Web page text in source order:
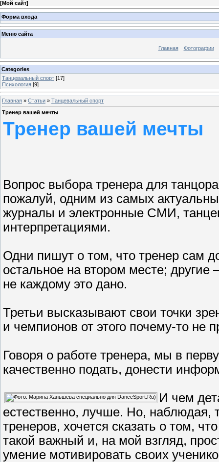
[Мой сайт]
Форма входа
Меню сайта
Главная Фотографии
Categories
Танцевальный спорт [17]
Психология [9]
Главная » Статьи » Танцевальный спорт
Тренер вашей мечты
Тренер вашей мечты
Вопрос выбора тренера для
пожалуй, одним из самых
журналы и электронные СМИ,
интерпретациями.
Одни пишут о том, что тренер сам
остальное на втором месте; другие
не каждому это дано.
Третьи высказывают свои точки
и чемпионов от этого почему-то не
Говоря о работе тренера, мы в
качественно подать, донести
И чем
естественно, лучше. Но, наблюдая,
тренеров, хочется сказать о том,
такой важный и, на мой взгляд,
умение мотивировать своих